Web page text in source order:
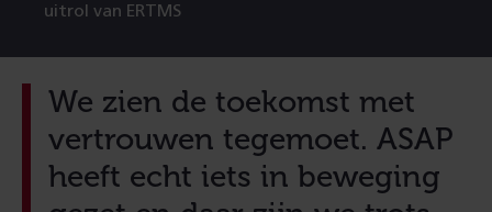
uitrol van ERTMS
We zien de toekomst met
vertrouwen tegemoet. ASAP
heeft echt iets in beweging